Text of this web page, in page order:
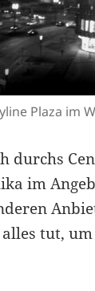
Plaza im
durchs
im
tut,